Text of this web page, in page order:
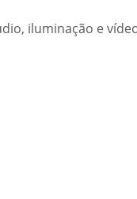
iluminação e